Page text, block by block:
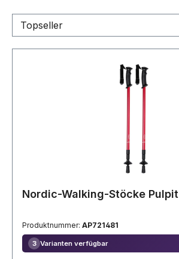
Nordic-Walking-Stöcke Pulpit
Produktnummer: AP721481
3 Varianten verfügbar